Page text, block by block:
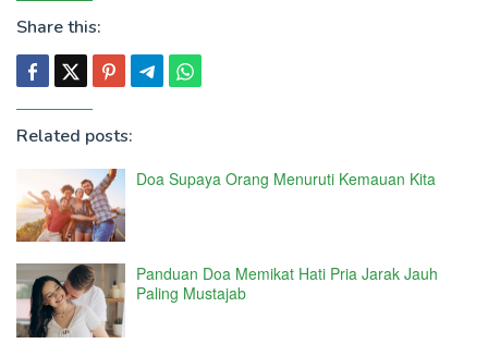
Share this:
Related posts:
Doa Supaya Orang Menuruti Kemauan Kita
Panduan Doa Memikat Hati Pria Jarak Jauh
Paling Mustajab